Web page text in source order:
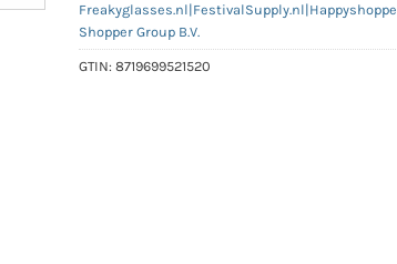
Shopper Group B.V.
GTIN: 8719699521520